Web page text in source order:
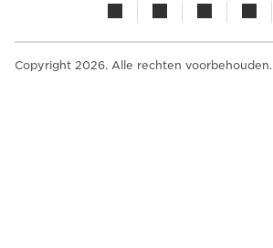
Copyright 2026. Alle rechten voorbehouden.